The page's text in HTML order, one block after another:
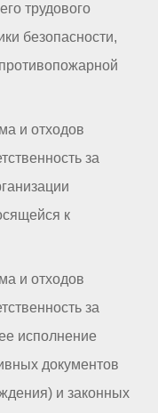
трудового
безопасности,
и отходов
за
к
и отходов
за
исполнение
документов
и законных